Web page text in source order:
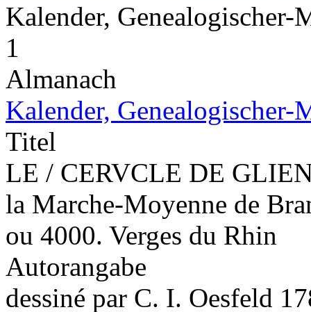
Kalender,
1
Almanach
Kalender,
Titel
LE / CERVCLE DE
la Marche-Moyenne de
ou 4000. Verges du Rhin
Autorangabe
dessiné par C. I. Oesfeld